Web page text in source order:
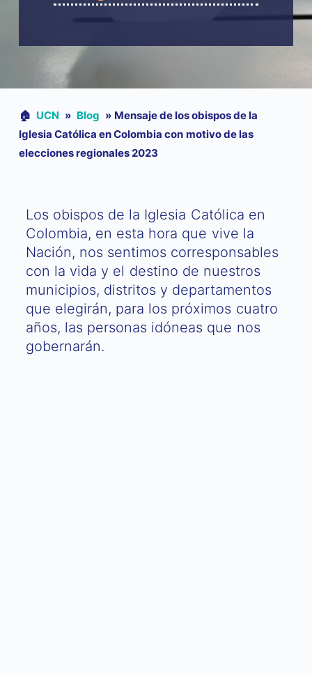
🏠︎ UCN » Blog » Mensaje de los obispos de la
Iglesia Católica en Colombia con motivo de las
elecciones regionales 2023
Los obispos de la Iglesia Católica en
Colombia, en esta hora que vive la
Nación, nos sentimos corresponsables
con la vida y el destino de nuestros
municipios, distritos y departamentos
que elegirán, para los próximos cuatro
años, las personas idóneas que nos
gobernarán.